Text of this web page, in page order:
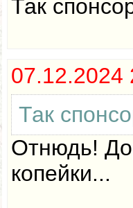
Так
Так
Отнюдь!
копейки...